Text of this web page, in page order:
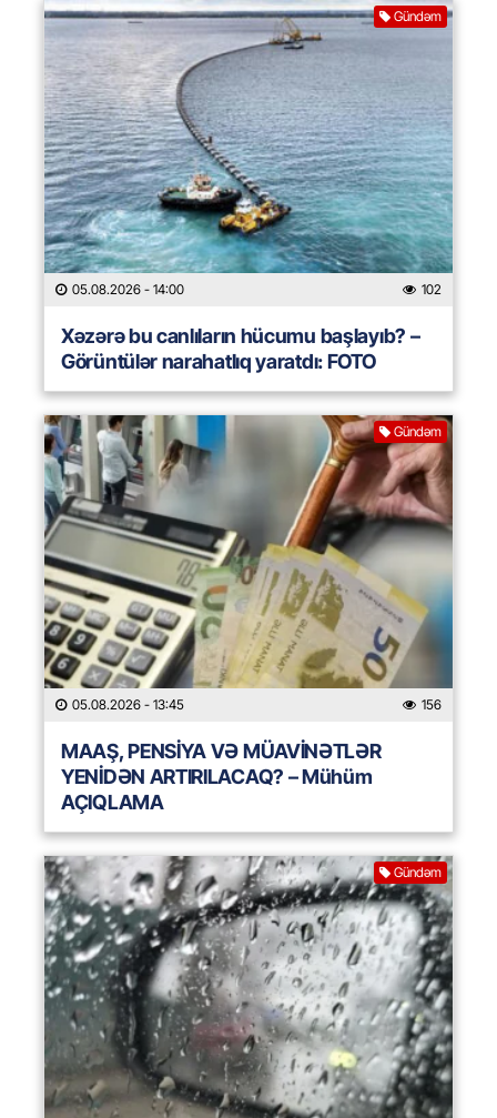
Gündəm
05.08.2026 - 14:00 102
Xəzərə bu canlıların hücumu başlayıb? –
Görüntülər narahatlıq yaratdı: FOTO
Gündəm
05.08.2026 - 13:45 156
MAAŞ, PENSİYA VƏ MÜAVİNƏTLƏR
YENİDƏN ARTIRILACAQ? – Mühüm
AÇIQLAMA
Gündəm